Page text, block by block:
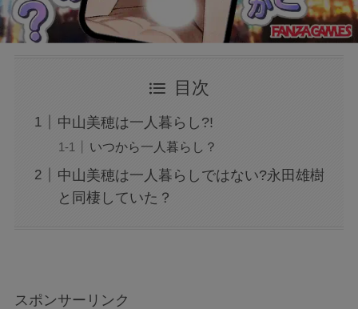
目次
中山美穂は一人暮らし?!
いつから一人暮らし？
中山美穂は一人暮らしではない?永田雄樹
と同棲していた？
スポンサーリンク